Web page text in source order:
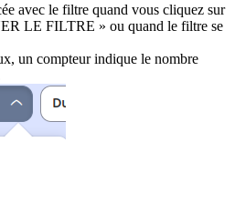
avec le filtre quand vous cliquez sur
LE FILTRE » ou quand le filtre se
un compteur indique le nombre